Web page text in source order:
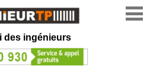
des ingénieurs